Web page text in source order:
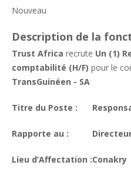
Nouveau
Description de la
Trust Africa recrute Un (1)
comptabilité (H/F) pour le
TransGuinéen - SA
Titre du Poste :
Rapporte au :
Lieu d’Affectation :Conakry